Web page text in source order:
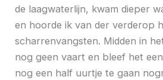
de laagwaterlijn, kwam dieper
en hoorde ik van der verderop
scharrenvangsten. Midden in
nog geen vaart en bleef het
nog een half uurtje te gaan